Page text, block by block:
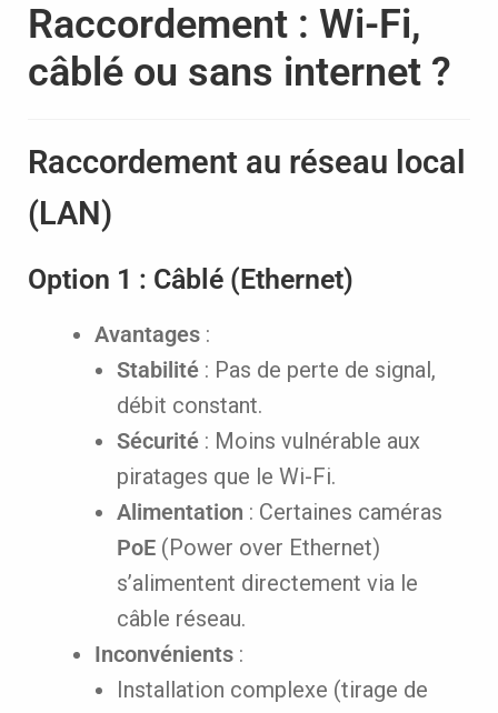
Raccordement : Wi-Fi,
câblé ou sans internet ?
Raccordement au réseau local
(LAN)
Option 1 : Câblé (Ethernet)
Avantages :
Stabilité : Pas de perte de signal,
débit constant.
Sécurité : Moins vulnérable aux
piratages que le Wi-Fi.
Alimentation : Certaines caméras
PoE (Power over Ethernet)
s’alimentent directement via le
câble réseau.
Inconvénients :
Installation complexe (tirage de